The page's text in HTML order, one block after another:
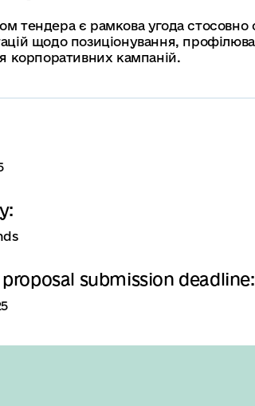
тендера є рамкова угода стосовно
щодо позиціонування,
корпоративних кампаній.
submission deadline: